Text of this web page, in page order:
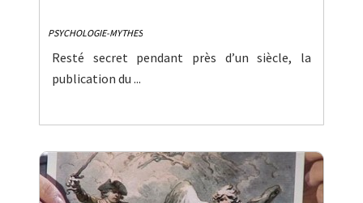
PSYCHOLOGIE-MYTHES
Resté secret pendant près d’un siècle, la
publication du ...